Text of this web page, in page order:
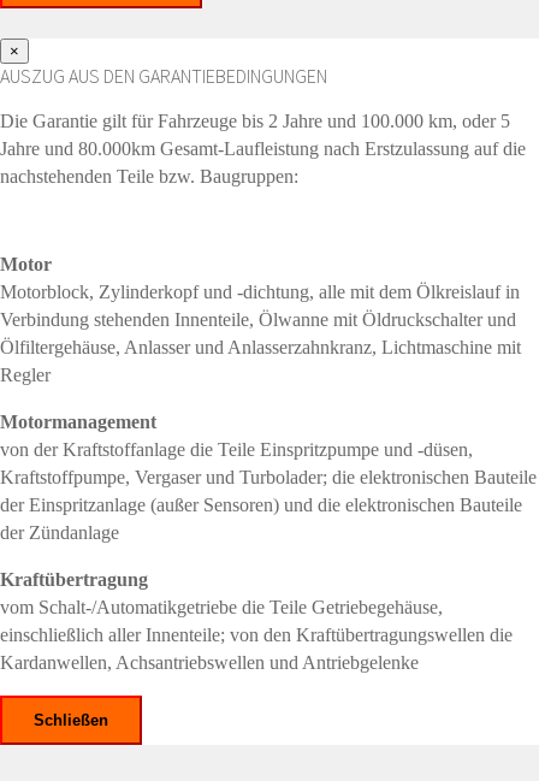
×
AUSZUG AUS DEN GARANTIEBEDINGUNGEN
Die Garantie gilt für Fahrzeuge bis 2 Jahre und 100.000 km, oder 5
Jahre und 80.000km Gesamt-Laufleistung nach Erstzulassung auf die
nachstehenden Teile bzw. Baugruppen:
Motor
Motorblock, Zylinderkopf und -dichtung, alle mit dem Ölkreislauf in
Verbindung stehenden Innenteile, Ölwanne mit Öldruckschalter und
Ölfiltergehäuse, Anlasser und Anlasserzahnkranz, Lichtmaschine mit
Regler
Motormanagement
von der Kraftstoffanlage die Teile Einspritzpumpe und -düsen,
Kraftstoffpumpe, Vergaser und Turbolader; die elektronischen Bauteile
der Einspritzanlage (außer Sensoren) und die elektronischen Bauteile
der Zündanlage
Kraftübertragung
vom Schalt-/Automatikgetriebe die Teile Getriebegehäuse,
einschließlich aller Innenteile; von den Kraftübertragungswellen die
Kardanwellen, Achsantriebswellen und Antriebgelenke
Schließen